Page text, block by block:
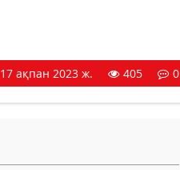
17 ақпан 2023 ж. 405 0